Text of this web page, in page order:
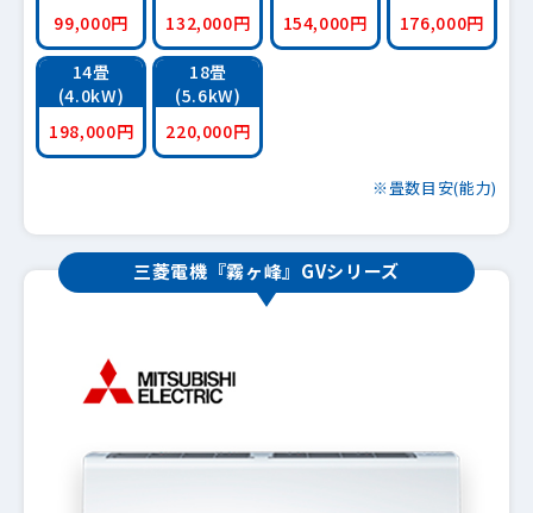
99,000円
132,000円
154,000円
176,000円
14畳
(4.0kW)
198,000円
18畳
(5.6kW)
220,000円
※畳数目安(能力)
三菱電機『霧ヶ峰』GVシリーズ